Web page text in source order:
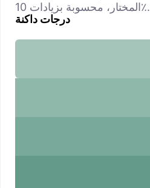
المختار، محسوبة بزيادات 10٪.
درجات داكنة